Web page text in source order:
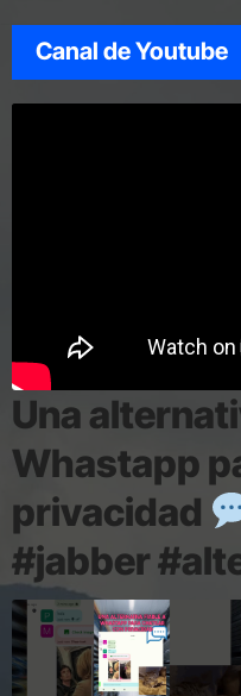
Canal de Youtube
Una
Whastapp
privacidad
#jabber